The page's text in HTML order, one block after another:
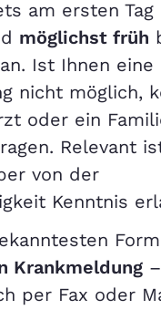
am ersten Tag
möglichst früh
an. Ist Ihnen eine
nicht möglich,
oder ein
Relevant
von der
Kenntnis
Krankmeldung
per Fax oder